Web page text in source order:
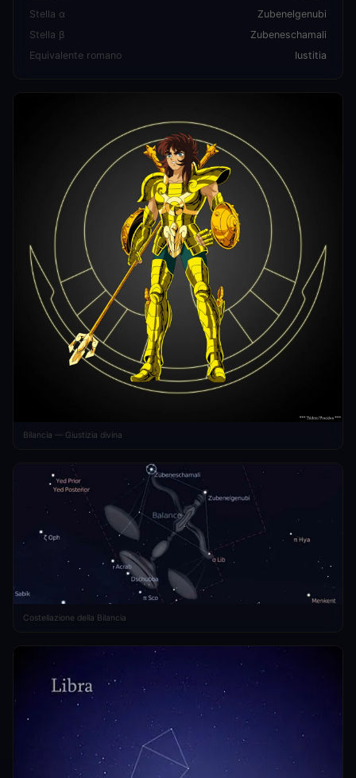
Stella α
Zubenelgenubi
Stella β
Zubeneschamali
Equivalente romano
Iustitia
Bilancia — Giustizia divina
Costellazione della Bilancia